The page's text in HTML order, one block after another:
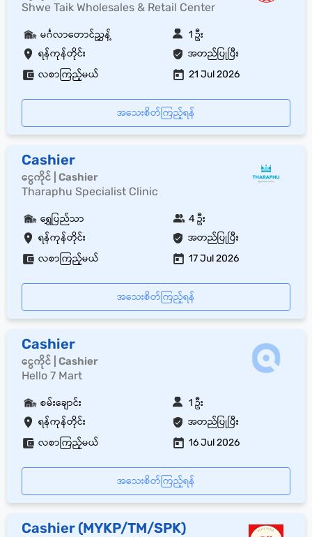
Shwe Taik Wholesales & Retail Center
ရန်ကုန်တိုင်း အတည်ပြုပြီး
မင်္ဂလာတောင်ညွှန့် 1 ဦး
လစာကြည့်မယ် 21 Jul 2026
အသေးစိတ်ကြည့်ရန်
Cashier
ငွေကိုင် | Cashier
Tharaphu Specialist Clinic
ရန်ကုန်တိုင်း အတည်ပြုပြီး
ရွှေပြည်သာ 4 ဦး
လစာကြည့်မယ် 17 Jul 2026
အသေးစိတ်ကြည့်ရန်
Cashier
ငွေကိုင် | Cashier
Hello 7 Mart
ရန်ကုန်တိုင်း အတည်ပြုပြီး
စမ်းချောင်း 1 ဦး
လစာကြည့်မယ် 16 Jul 2026
အသေးစိတ်ကြည့်ရန်
Cashier (MYKP/TM/SPK)